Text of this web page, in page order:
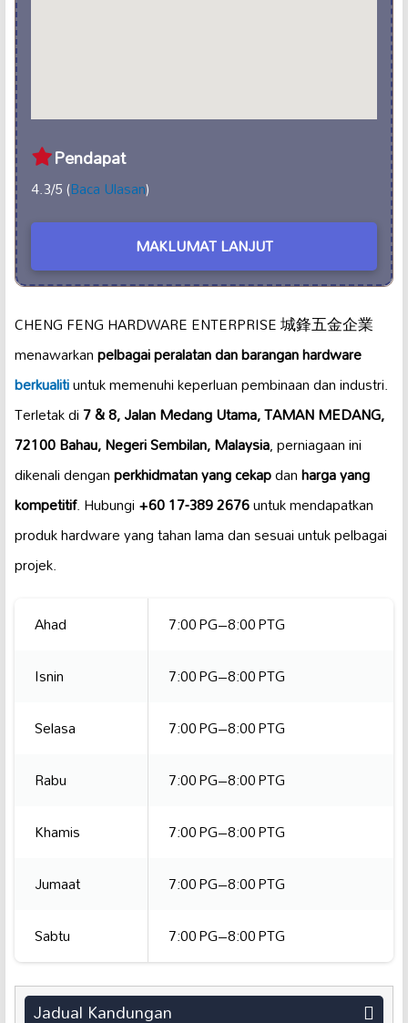
Pendapat
4.3/5 (Baca Ulasan)
MAKLUMAT LANJUT
CHENG FENG HARDWARE ENTERPRISE 城鋒五金企業
menawarkanpelbagai peralatan dan barangan hardware
berkualitiuntuk memenuhi keperluan pembinaan dan industri.
Terletak di7 & 8, Jalan Medang Utama, TAMAN MEDANG,
72100 Bahau, Negeri Sembilan, Malaysia, perniagaan ini
dikenali denganperkhidmatan yang cekapdanharga yang
kompetitif. Hubungi+60 17-389 2676untuk mendapatkan
produk hardware yang tahan lama dan sesuai untuk pelbagai
projek.
Ahad
7:00 PG–8:00 PTG
Isnin
7:00 PG–8:00 PTG
Selasa
7:00 PG–8:00 PTG
Rabu
7:00 PG–8:00 PTG
Khamis
7:00 PG–8:00 PTG
Jumaat
7:00 PG–8:00 PTG
Sabtu
7:00 PG–8:00 PTG
Jadual Kandungan